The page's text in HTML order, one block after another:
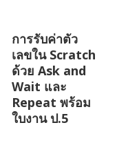
การรับค่าตัว
เลขใน Scratch
ด้วย Ask and
Wait และ
Repeat พร้อม
ใบงาน ป.5